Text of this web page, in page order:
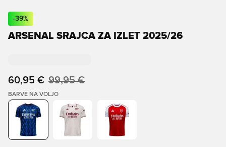
-39%
ARSENAL SRAJCA ZA IZLET 2025/26
60,95 € 99,95 €
BARVE NA VOLJO